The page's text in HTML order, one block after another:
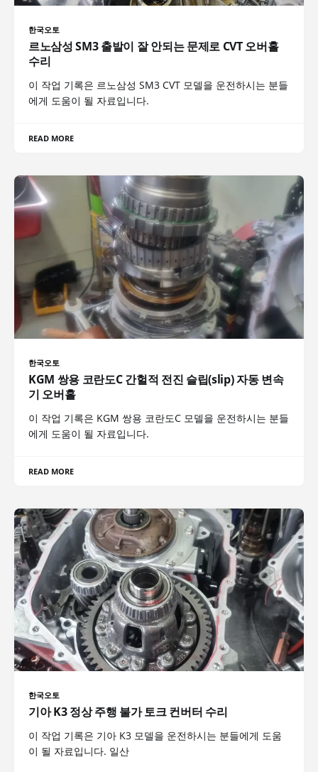
한국오토
르노삼성 SM3 출발이 잘 안되는 문제로 CVT 오버홀
수리
이 작업 기록은 르노삼성 SM3 CVT 모델을 운전하시는 분들
에게 도움이 될 자료입니다.
READ MORE
한국오토
KGM 쌍용 코란도C 간헐적 전진 슬립(slip) 자동 변속
기 오버홀
이 작업 기록은 KGM 쌍용 코란도C 모델을 운전하시는 분들
에게 도움이 될 자료입니다.
READ MORE
한국오토
기아 K3 정상 주행 불가 토크 컨버터 수리
이 작업 기록은 기아 K3 모델을 운전하시는 분들에게 도움
이 될 자료입니다. 일산